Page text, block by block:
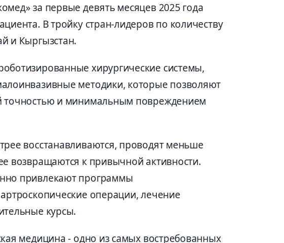
за первые девять месяцев 2025 года
В тройку стран-лидеров по количеству
и Кыргызстан.
хирургические системы,
методики, которые позволяют
точностью и минимальным повреждением
восстанавливаются, проводят меньше
возвращаются к привычной активности.
привлекают программы
операции, лечение
курсы.
медицина - одно из самых востребованных